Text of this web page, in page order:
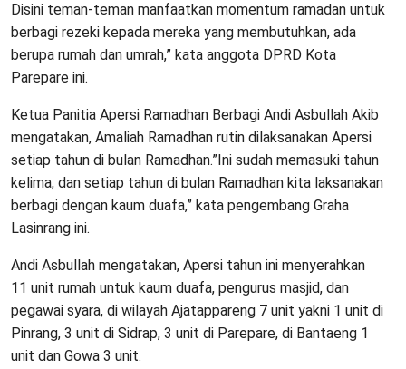
Disini teman-teman manfaatkan momentum ramadan untuk
berbagi rezeki kepada mereka yang membutuhkan, ada
berupa rumah dan umrah,” kata anggota DPRD Kota
Parepare ini.
Ketua Panitia Apersi Ramadhan Berbagi Andi Asbullah Akib
mengatakan, Amaliah Ramadhan rutin dilaksanakan Apersi
setiap tahun di bulan Ramadhan.”Ini sudah memasuki tahun
kelima, dan setiap tahun di bulan Ramadhan kita laksanakan
berbagi dengan kaum duafa,” kata pengembang Graha
Lasinrang ini.
Andi Asbullah mengatakan, Apersi tahun ini menyerahkan
11 unit rumah untuk kaum duafa, pengurus masjid, dan
pegawai syara, di wilayah Ajatappareng 7 unit yakni 1 unit di
Pinrang, 3 unit di Sidrap, 3 unit di Parepare, di Bantaeng 1
unit dan Gowa 3 unit.